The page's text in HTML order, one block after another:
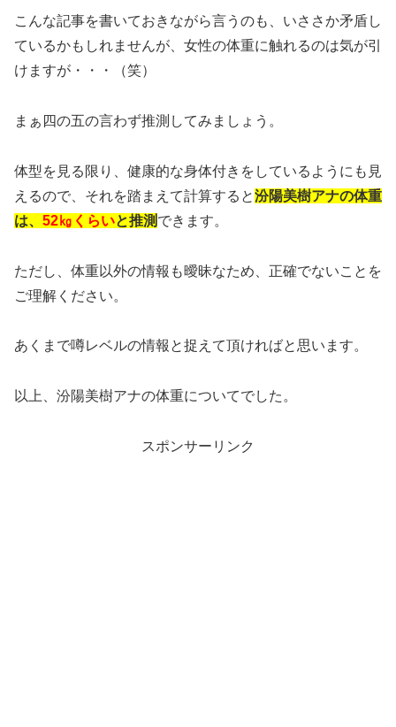
こんな記事を書いておきながら言うのも、いささか矛盾し
ているかもしれませんが、女性の体重に触れるのは気が引
けますが・・・（笑）
まぁ四の五の言わず推測してみましょう。
体型を見る限り、健康的な身体付きをしているようにも見
えるので、それを踏まえて計算すると汾陽美樹アナの体重
は、 52㎏くらいと推測 できます。
ただし、体重以外の情報も曖昧なため、正確でないことを
ご理解ください。
あくまで噂レベルの情報と捉えて頂ければと思います。
以上、汾陽美樹アナの体重についてでした。
スポンサーリンク